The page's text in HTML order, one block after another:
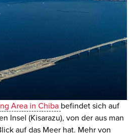
Area in Chiba befindet sich auf
Insel (Kisarazu), von der aus man
auf das Meer hat. Mehr von